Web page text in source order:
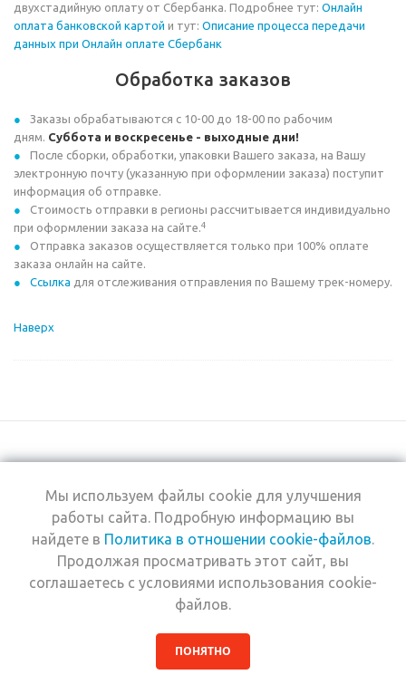
двухстадийную оплату от Сбербанка. Подробнее тут: Онлайн
оплата банковской картой и тут: Описание процесса передачи
данных при Онлайн оплате Сбербанк
Обработка заказов
Заказы обрабатываются с 10-00 до 18-00 по рабочим
дням. Суббота и воскресенье - выходные дни!
После сборки, обработки, упаковки Вашего заказа, на Вашу
электронную почту (указанную при оформлении заказа) поступит
информация об отправке.
Стоимость отправки в регионы рассчитывается индивидуально
при оформлении заказа на сайте.4
Отправка заказов осуществляется только при 100% оплате
заказа онлайн на сайте.
Ссылка для отслеживания отправления по Вашему трек-номеру.
Наверх
+7 (495) 969-0950
2026 © Интернет-
магазин Estel
Компания
Информация
Помощь
Мы используем файлы cookie для улучшения
работы сайта. Подробную информацию вы
найдете в Политика в отношении cookie-файлов.
Продолжая просматривать этот сайт, вы
соглашаетесь с условиями использования cookie-
файлов.
ПОНЯТНО